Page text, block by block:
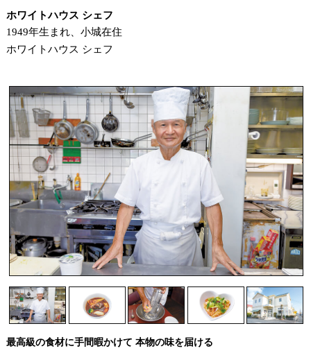
ホワイトハウス シェフ
1949年生まれ、小城在住
ホワイトハウス シェフ
最高級の食材に手間暇かけて 本物の味を届ける